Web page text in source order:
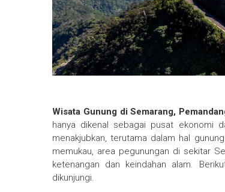
Wisata Gunung di Semarang,
hanya dikenal sebagai pusat ekonomi
menakjubkan, terutama dalam hal
memukau, area pegunungan di sekitar
ketenangan dan keindahan alam.
dikunjungi.